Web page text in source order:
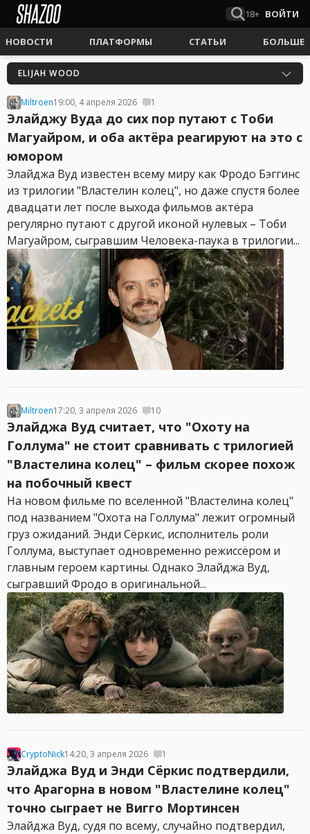
18+ ВОЙТИ
НОВОСТИ ПЛАТФОРМЫ СТАТЬИ БОЛЬШЕ
ELIJAH WOOD
Miltroen19:00, 4 апреля 2026 1
Элайджу Вуда до сих пор путают с Тоби
Магуайром, и оба актёра реагируют на это с
юмором
Элайджа Вуд известен всему миру как Фродо Бэггинс
из трилогии "Властелин колец", но даже спустя более
двадцати лет после выхода фильмов актёра
регулярно путают с другой иконой нулевых – Тоби
Магуайром, сыгравшим Человека-паука в трилогии...
Miltroen17:20, 3 апреля 2026 10
Элайджа Вуд считает, что "Охоту на
Голлума" не стоит сравнивать с трилогией
"Властелина колец" – фильм скорее похож
на побочный квест
На новом фильме по вселенной "Властелина колец"
под названием "Охота на Голлума" лежит огромный
груз ожиданий. Энди Сёркис, исполнитель роли
Голлума, выступает одновременно режиссёром и
главным героем картины. Однако Элайджа Вуд,
сыгравший Фродо в оригинальной...
CryptoNick14:20, 3 апреля 2026 1
Элайджа Вуд и Энди Сёркис подтвердили,
что Арагорна в новом "Властелине колец"
точно сыграет не Вигго Мортинсен
Элайджа Вуд, судя по всему, случайно подтвердил,